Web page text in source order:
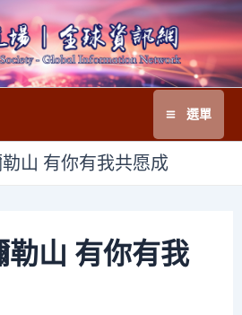
Main
選單
山 有你有我共愿成
勒山 有你有我